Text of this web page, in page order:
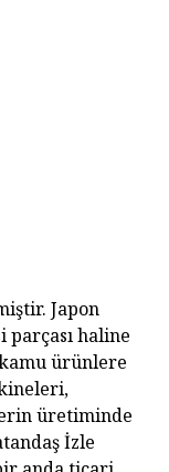
Japon
parçası haline
ürünlere
üretiminde
İzle